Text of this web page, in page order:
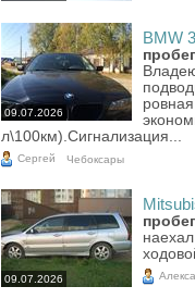
09.07.2026
BMW
л\100км).Сигнализация...
Сергей Чебоксары
09.07.2026